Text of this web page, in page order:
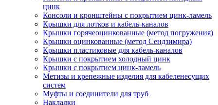
цинк
Консоли и кронштейны с покрытием цинк-ламель
Крышки для лотков и кабель-каналов
Крышки горячеоцинкованные (метод погружения)
Крышки оцинкованные (метод Сендзимира)
Крышки пластиковые для кабель-каналов
Крышки с покрытием холодный цинк
Крышки с покрытием цинк-ламель
Метизы и крепежные изделия для кабеленесущих
систем
Муфты и соединители для труб
Накладки